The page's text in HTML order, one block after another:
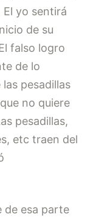
yo sentirá
de su
falso logro
de lo
pesadillas
no quiere
pesadillas,
etc traen del
de esa parte